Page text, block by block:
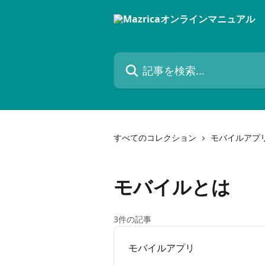
記事を検索...
すべてのコレクション モバイルアプ
モバイルとは
3件の記事
モバイルアプリ